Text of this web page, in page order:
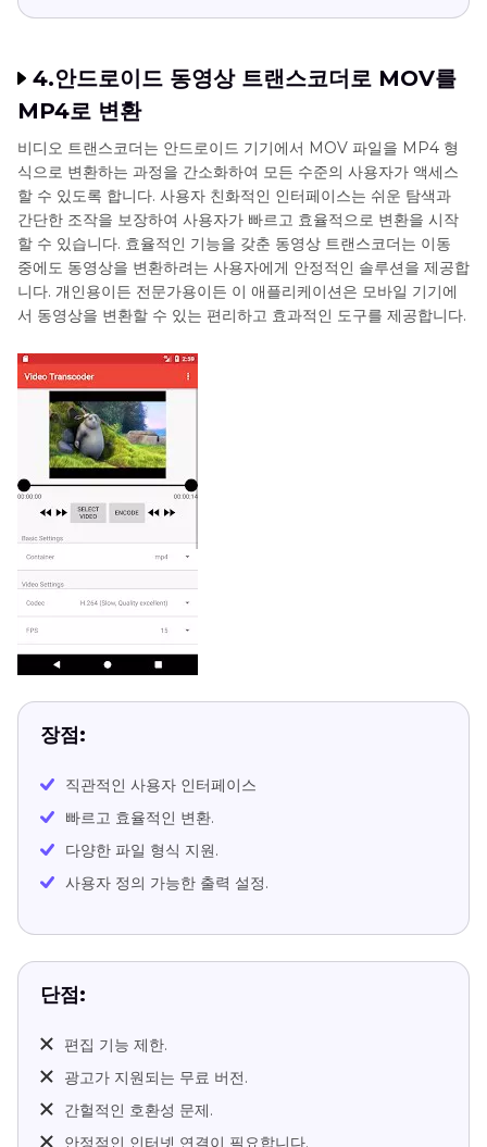
4.안드로이드 동영상 트랜스코더로 MOV를
MP4로 변환
비디오 트랜스코더는 안드로이드 기기에서 MOV 파일을 MP4 형
식으로 변환하는 과정을 간소화하여 모든 수준의 사용자가 액세스
할 수 있도록 합니다. 사용자 친화적인 인터페이스는 쉬운 탐색과
간단한 조작을 보장하여 사용자가 빠르고 효율적으로 변환을 시작
할 수 있습니다. 효율적인 기능을 갖춘 동영상 트랜스코더는 이동
중에도 동영상을 변환하려는 사용자에게 안정적인 솔루션을 제공합
니다. 개인용이든 전문가용이든 이 애플리케이션은 모바일 기기에
서 동영상을 변환할 수 있는 편리하고 효과적인 도구를 제공합니다.
장점:
직관적인 사용자 인터페이스
빠르고 효율적인 변환.
다양한 파일 형식 지원.
사용자 정의 가능한 출력 설정.
단점:
편집 기능 제한.
광고가 지원되는 무료 버전.
간헐적인 호환성 문제.